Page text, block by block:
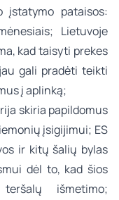
įstatymo pataisos:
Lietuvoje
kad taisyti prekes
gali pradėti teikti
į aplinką;
skiria papildomus
įsigijimui; ES
ir kitų šalių bylas
dėl to, kad šios
išmetimo;